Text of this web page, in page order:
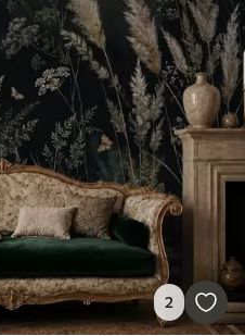
2